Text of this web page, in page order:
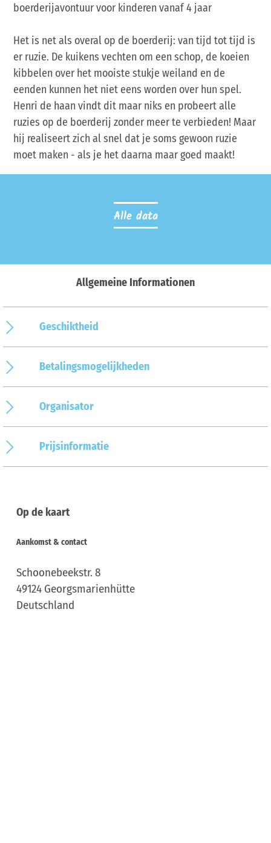
boerderijavontuur voor kinderen vanaf 4 jaar
Het is net als overal op de boerderij: van tijd tot tijd is
er ruzie. De kuikens vechten om een schop, de koeien
kibbelen over het mooiste stukje weiland en de
eenden kunnen het niet eens worden over hun spel.
Henri de haan vindt dit maar niks en probeert alle
ruzies op de boerderij zonder meer te verbieden! Maar
hij realiseert zich al snel dat je soms gewoon ruzie
moet maken - als je het daarna maar goed maakt!
Alle data
Allgemeine Informationen
Geschiktheid
Betalingsmogelijkheden
Organisator
Prijsinformatie
Op de kaart
Aankomst & contact
Schoonebeekstr. 8
49124 Georgsmarienhütte
Deutschland